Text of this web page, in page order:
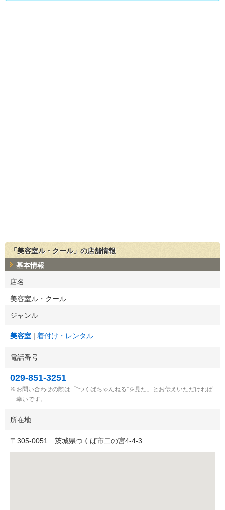
「美容室ル・クール」の店舗情報
基本情報
店名
美容室ル・クール
ジャンル
美容室 着付け・レンタル
電話番号
029-851-3251
お問い合わせの際は「“つくばちゃんねる”を見た」とお伝えいただければ
幸いです。
所在地
〒 305-0051 茨城県つくば市二の宮4-4-3